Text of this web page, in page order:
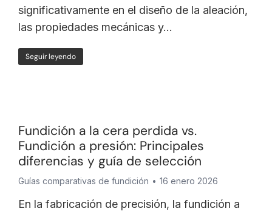
significativamente en el diseño de la aleación,
las propiedades mecánicas y...
Seguir leyendo
Fundición a la cera perdida vs.
Fundición a presión: Principales
diferencias y guía de selección
Guías comparativas de fundición 16 enero 2026
En la fabricación de precisión, la fundición a